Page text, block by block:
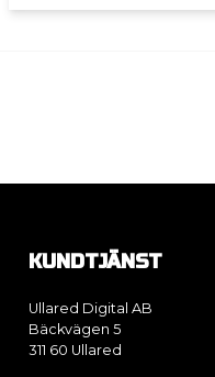
KUNDTJÄNST
Ullared Digital AB
Bäckvägen 5
311 60 Ullared